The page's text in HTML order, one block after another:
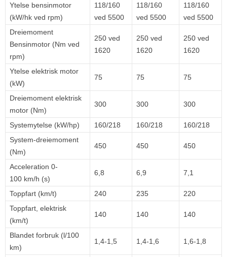
Ytelse bensinmotor
(kW/hk ved rpm)
118/160
ved 5500
118/160
ved 5500
118/160
ved 5500
Dreiemoment
Bensinmotor (Nm ved
rpm)
250 ved
1620
250 ved
1620
250 ved
1620
Ytelse elektrisk motor
(kW)
75 75 75
Dreiemoment elektrisk
motor (Nm)
300 300 300
Systemytelse (kW/hp) 160/218 160/218
160/218
System-dreiemoment
(Nm)
450 450 450
Acceleration 0-
100 km/h (s)
6,8 6,9 7,1
Toppfart (km/t) 240 235
220
Toppfart, elektrisk
(km/t)
140 140 140
Blandet forbruk (l/100
km)
1,4-1,5 1,4-1,6 1,6-1,8